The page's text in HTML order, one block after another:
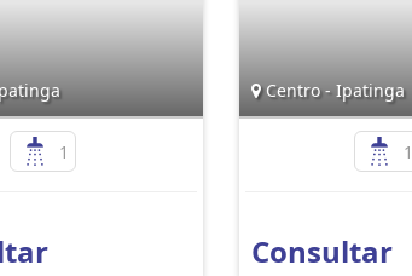
1
Centro - Ipatinga
1
Consultar